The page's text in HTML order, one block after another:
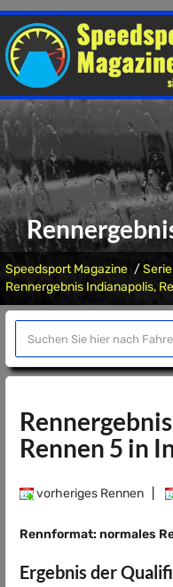
Speedsport Magazine
Rennergebnis Indianapolis,
Rennen 5 in
vorheriges Rennen
Rennformat: normales
Ergebnis der